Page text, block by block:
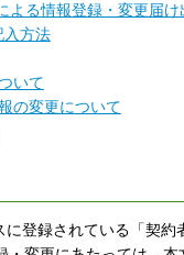
よる情報登録・変更届け
入方法
いて
の変更について
登録されている「契